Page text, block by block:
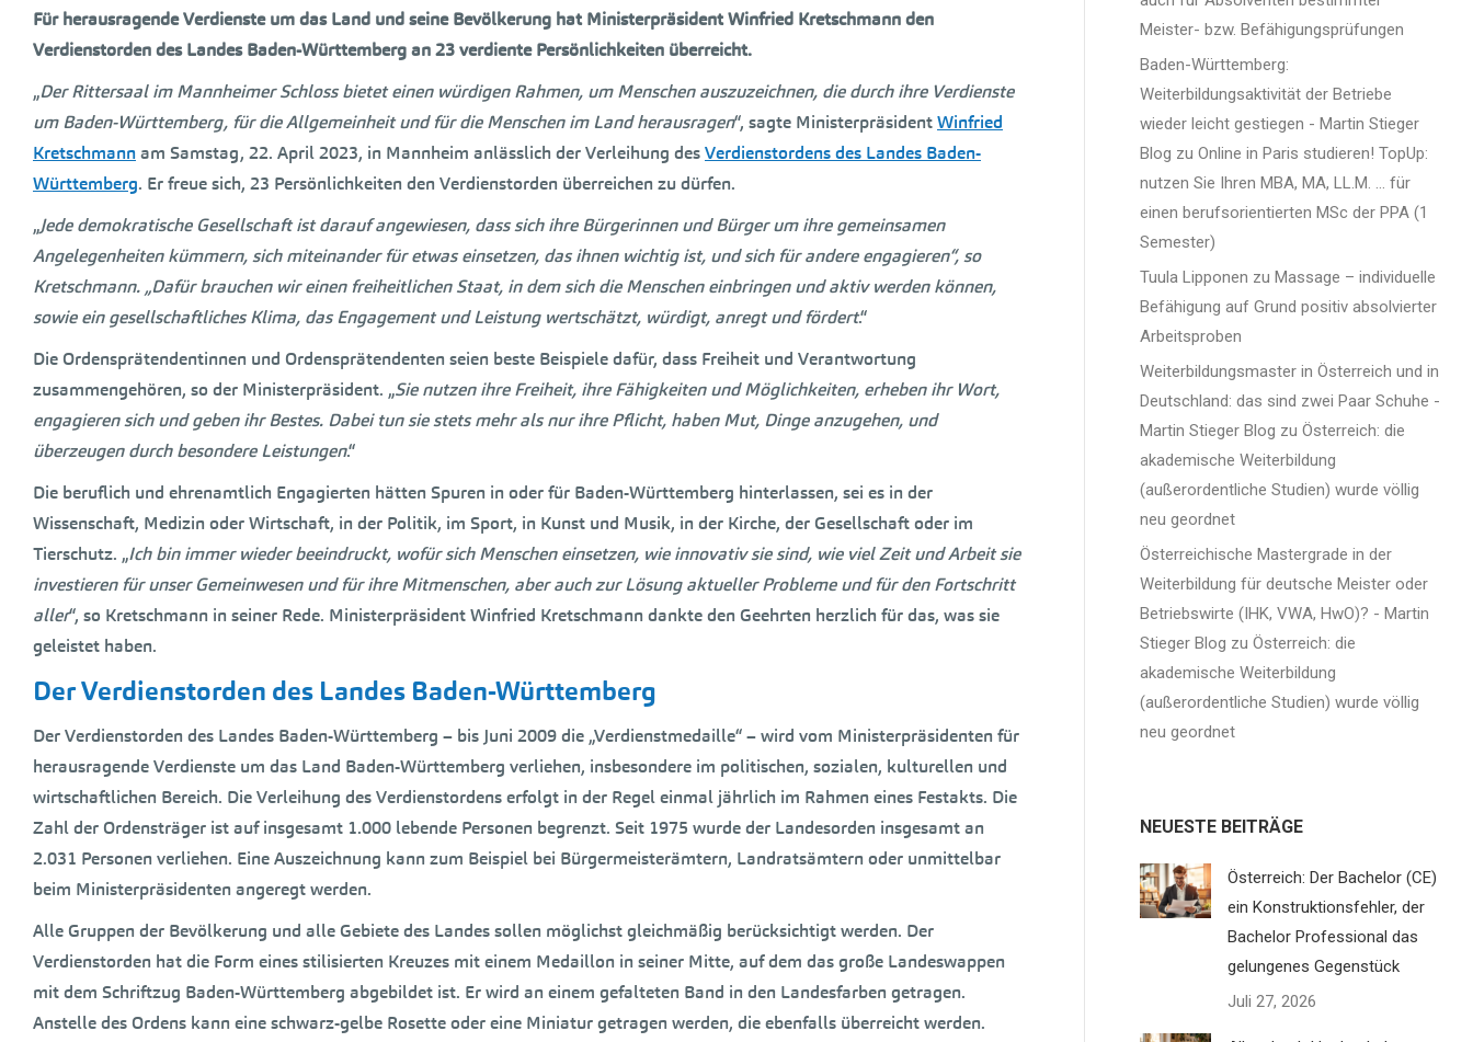
Für herausragende Verdienste um das Land und seine Bevölkerung hat Ministerpräsident Winfried Kretschmann den
Verdienstorden des Landes Baden-Württemberg an 23 verdiente Persönlichkeiten überreicht.
„Der Rittersaal im Mannheimer Schloss bietet einen würdigen Rahmen, um Menschen auszuzeichnen, die durch ihre Verdienste
um Baden-Württemberg, für die Allgemeinheit und für die Menschen im Land herausragen“, sagte MinisterpräsidentWinfried
Kretschmannam Samstag, 22. April 2023, in Mannheim anlässlich der Verleihung desVerdienstordens des Landes Baden-
Württemberg. Er freue sich, 23 Persönlichkeiten den Verdienstorden überreichen zu dürfen.
„Jede demokratische Gesellschaft ist darauf angewiesen, dass sich ihre Bürgerinnen und Bürger um ihre gemeinsamen
Angelegenheiten kümmern, sich miteinander für etwas einsetzen, das ihnen wichtig ist, und sich für andere engagieren“, so
Kretschmann. „Dafür brauchen wir einen freiheitlichen Staat, in dem sich die Menschen einbringen und aktiv werden können,
sowie ein gesellschaftliches Klima, das Engagement und Leistung wertschätzt, würdigt, anregt und fördert.“
Die Ordensprätendentinnen und Ordensprätendenten seien beste Beispiele dafür, dass Freiheit und Verantwortung
zusammengehören, so der Ministerpräsident. „Sie nutzen ihre Freiheit, ihre Fähigkeiten und Möglichkeiten, erheben ihr Wort,
engagieren sich und geben ihr Bestes. Dabei tun sie stets mehr als nur ihre Pflicht, haben Mut, Dinge anzugehen, und
überzeugen durch besondere Leistungen.“
Die beruflich und ehrenamtlich Engagierten hätten Spuren in oder für Baden-Württemberg hinterlassen, sei es in der
Wissenschaft, Medizin oder Wirtschaft, in der Politik, im Sport, in Kunst und Musik, in der Kirche, der Gesellschaft oder im
Tierschutz. „Ich bin immer wieder beeindruckt, wofür sich Menschen einsetzen, wie innovativ sie sind, wie viel Zeit und Arbeit sie
investieren für unser Gemeinwesen und für ihre Mitmenschen, aber auch zur Lösung aktueller Probleme und für den Fortschritt
aller“, so Kretschmann in seiner Rede. Ministerpräsident Winfried Kretschmann dankte den Geehrten herzlich für das, was sie
geleistet haben.
Der Verdienstorden des Landes Baden-Württemberg
Der Verdienstorden des Landes Baden-Württemberg – bis Juni 2009 die „Verdienstmedaille“ – wird vom Ministerpräsidenten für
herausragende Verdienste um das Land Baden-Württemberg verliehen, insbesondere im politischen, sozialen, kulturellen und
wirtschaftlichen Bereich. Die Verleihung des Verdienstordens erfolgt in der Regel einmal jährlich im Rahmen eines Festakts. Die
Zahl der Ordensträger ist auf insgesamt 1.000 lebende Personen begrenzt. Seit 1975 wurde der Landesorden insgesamt an
2.031 Personen verliehen. Eine Auszeichnung kann zum Beispiel bei Bürgermeisterämtern, Landratsämtern oder unmittelbar
beim Ministerpräsidenten angeregt werden.
Alle Gruppen der Bevölkerung und alle Gebiete des Landes sollen möglichst gleichmäßig berücksichtigt werden. Der
Verdienstorden hat die Form eines stilisierten Kreuzes mit einem Medaillon in seiner Mitte, auf dem das große Landeswappen
mit dem Schriftzug Baden-Württemberg abgebildet ist. Er wird an einem gefalteten Band in den Landesfarben getragen.
Anstelle des Ordens kann eine schwarz-gelbe Rosette oder eine Miniatur getragen werden, die ebenfalls überreicht werden.
Meister- bzw. Befähigungsprüfungen
Baden-Württemberg:
Weiterbildungsaktivität der Betriebe
wieder leicht gestiegen - Martin Stieger
Blog zu Online in Paris studieren! TopUp:
nutzen Sie Ihren MBA, MA, LL.M. … für
einen berufsorientierten MSc der PPA (1
Semester)
Tuula Lipponen zu Massage – individuelle
Befähigung auf Grund positiv absolvierter
Arbeitsproben
Weiterbildungsmaster in Österreich und in
Deutschland: das sind zwei Paar Schuhe -
Martin Stieger Blog zu Österreich: die
akademische Weiterbildung
(außerordentliche Studien) wurde völlig
neu geordnet
Österreichische Mastergrade in der
Weiterbildung für deutsche Meister oder
Betriebswirte (IHK, VWA, HwO)? - Martin
Stieger Blog zu Österreich: die
akademische Weiterbildung
(außerordentliche Studien) wurde völlig
neu geordnet
NEUESTE BEITRÄGE
Österreich: Der Bachelor (CE)
ein Konstruktionsfehler, der
Bachelor Professional das
gelungenes Gegenstück
Juli 27, 2026